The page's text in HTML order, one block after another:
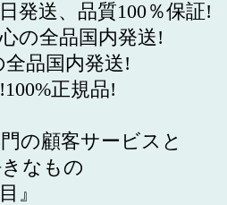
発送、品質100％保証!
の全品国内発送!
品国内発送!
正規品!
の顧客サービスと
なもの
』